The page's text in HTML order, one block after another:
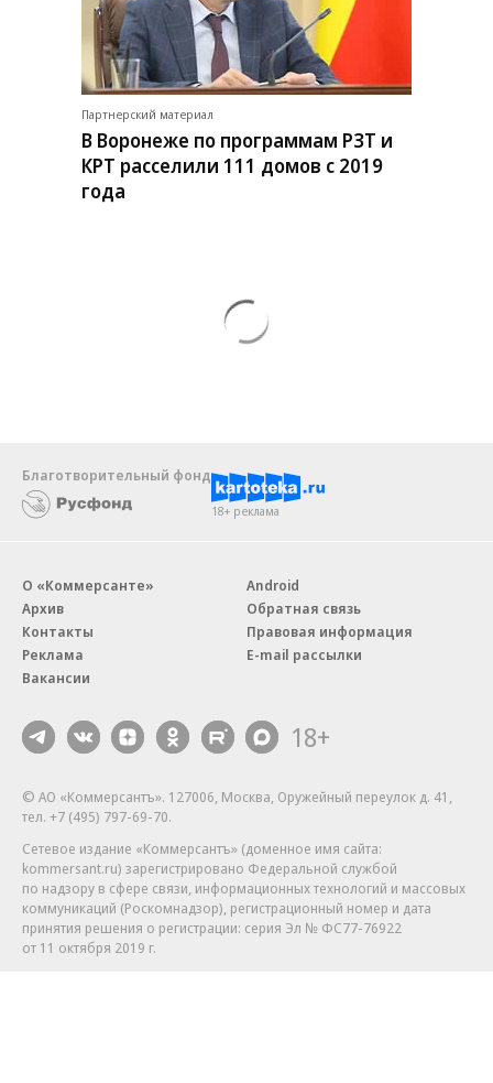
Партнерский материал
В Воронеже по программам РЗТ и
КРТ расселили 111 домов с 2019
года
Благотворительный фонд
18+ реклама
О «Коммерсанте»
Архив
Контакты
Реклама
Вакансии
Android
Обратная связь
Правовая информация
E-mail рассылки
18+
© АО «Коммерсантъ». 127006, Москва, Оружейный переулок д. 41,
тел. +7 (495) 797-69-70.
Сетевое издание «Коммерсантъ» (доменное имя сайта:
kommersant.ru) зарегистрировано Федеральной службой
по надзору в сфере связи, информационных технологий и массовых
коммуникаций (Роскомнадзор), регистрационный номер и дата
принятия решения о регистрации: серия Эл № ФС77-76922
от 11 октября 2019 г.